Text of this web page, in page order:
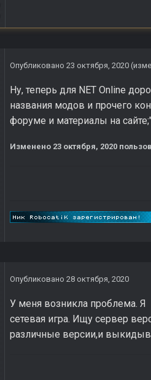
Опубликовано 23 октября, 2020
Ну, теперь для NET Online
названия модов и прочего
форуме и материалы на
Изменено 23 октября, 2020
Опубликовано 28 октября, 2020
У меня возникла проблема. Я
сетевая игра. Ищу сервер
различные версии,и